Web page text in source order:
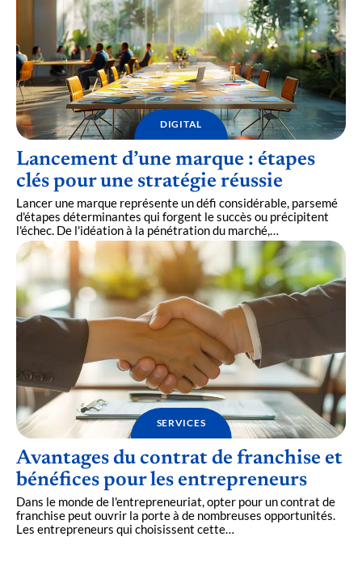
DIGITAL
Lancement d’une marque : étapes
clés pour une stratégie réussie
Lancer une marque représente un défi considérable, parsemé
d'étapes déterminantes qui forgent le succès ou précipitent
l'échec. De l'idéation à la pénétration du marché,…
SERVICES
Avantages du contrat de franchise et
bénéfices pour les entrepreneurs
Dans le monde de l'entrepreneuriat, opter pour un contrat de
franchise peut ouvrir la porte à de nombreuses opportunités.
Les entrepreneurs qui choisissent cette